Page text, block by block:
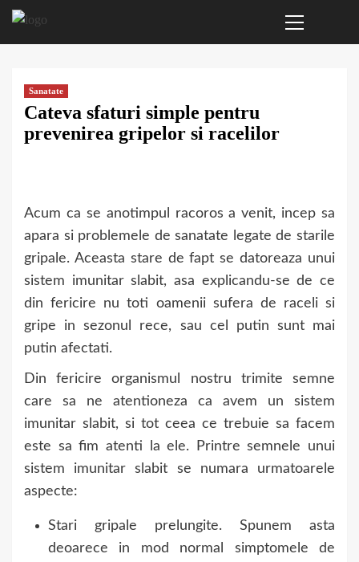
Sari
Menu
Sanatate
Cateva sfaturi simple pentru
prevenirea gripelor si racelilor
Acum ca se anotimpul racoros a venit, incep sa
apara si problemele de sanatate legate de starile
gripale. Aceasta stare de fapt se datoreaza unui
sistem imunitar slabit, asa explicandu-se de ce
din fericire nu toti oamenii sufera de raceli si
gripe in sezonul rece, sau cel putin sunt mai
putin afectati.
Din fericire organismul nostru trimite semne
care sa ne atentioneza ca avem un sistem
imunitar slabit, si tot ceea ce trebuie sa facem
este sa fim atenti la ele. Printre semnele unui
sistem imunitar slabit se numara urmatoarele
aspecte:
Stari gripale prelungite. Spunem asta
deoarece in mod normal simptomele de